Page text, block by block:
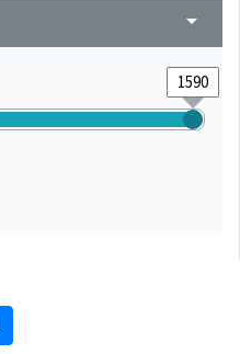
arrow_drop_down